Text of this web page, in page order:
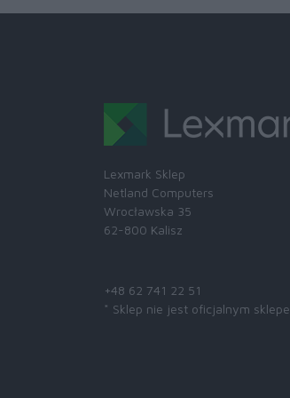
Lexmark Sklep
Netland Computers
Wrocławska 35
62-800 Kalisz
+48 62 741 22 51
* Sklep nie jest oficjalnym